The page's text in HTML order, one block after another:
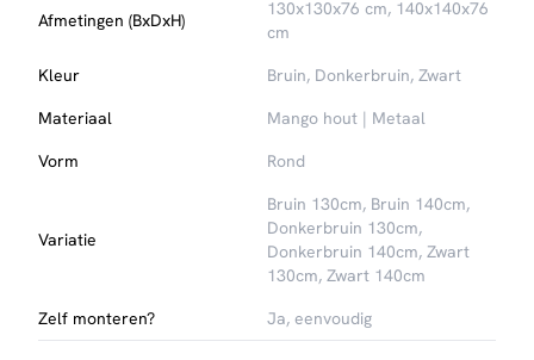
uitstraling
en Zwart Mangohout
Afmetingen (BxDxH)
130x130x76 cm, 140x140x76
cm
Kleur
Bruin, Donkerbruin, Zwart
Materiaal
Mango hout | Metaal
Vorm
Rond
Variatie
Bruin 130cm, Bruin 140cm,
Donkerbruin 130cm,
Donkerbruin 140cm, Zwart
130cm, Zwart 140cm
Zelf monteren?
Ja, eenvoudig